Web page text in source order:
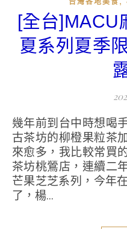
台灣各地美食
[全台]MACU
夏系列夏季
幾年前到台中時想喝手搖飲時，友人帶我去買麻
古茶坊的柳橙果粒茶
來愈多，我比較常買
茶坊桃鶯店，連續二
芒果芝芝系列，今年
了，楊...